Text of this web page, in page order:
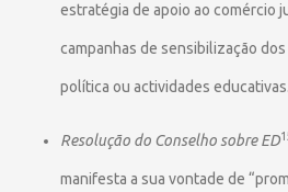
estratégia de apoio ao comércio
campanhas de sensibilização
política ou actividades educativas.
Resolução do Conselho sobre ED
manifesta a sua vontade de